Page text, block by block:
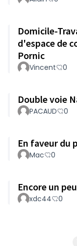
Domicile-
d'espace de
Pornic
Vincent 0
Double voie
PACAUD 0
En faveur du
Mac 0
Encore un
xdc44 0